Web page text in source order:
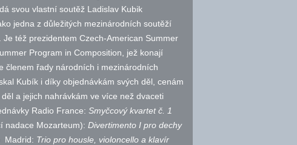
svou vlastní soutěž Ladislav Kubik
jedna z důležitých mezinárodních soutěží
též prezidentem Czech-American Summer
Program in Composition, jež konají
členem řady národních i mezinárodních
Kubík i díky objednávkám svých děl, cenám
a jejich nahrávkám ve více než dvaceti
Radio France: Smyčcový kvartetč.
1
nadace Mozarteum): Divertimento I pro dechy
Madrid: Trio pro housle, violoncello a klavír